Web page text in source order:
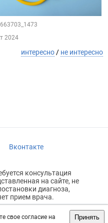
свое согласие на
Принять
2024
интересно / не интересно
Вконтакте
консультация
на сайте, не
диагноза,
прием врача.